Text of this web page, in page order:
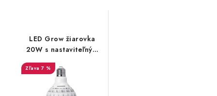
LED Grow žiarovka
20W s nastaviteľným
uhlom 15°-60°
7 %